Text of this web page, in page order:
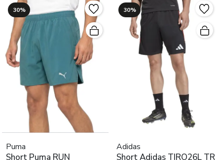
30%
Puma
Short Puma RUN
30%
Adidas
Short Adidas TIRO26L TR